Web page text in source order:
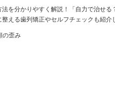
を分かりやすく解説！「自力で治せ
える歯列矯正やセルフチェックも紹介
の歪み